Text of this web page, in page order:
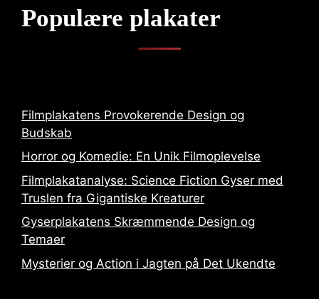
Populære plakater
Filmplakatens Provokerende Design og
Budskab
Horror og Komedie: En Unik Filmoplevelse
Filmplakatanalyse: Science Fiction Gyser med
Truslen fra Gigantiske Kreaturer
Gyserplakatens Skræmmende Design og
Temaer
Mysterier og Action i Jagten på Det Ukendte